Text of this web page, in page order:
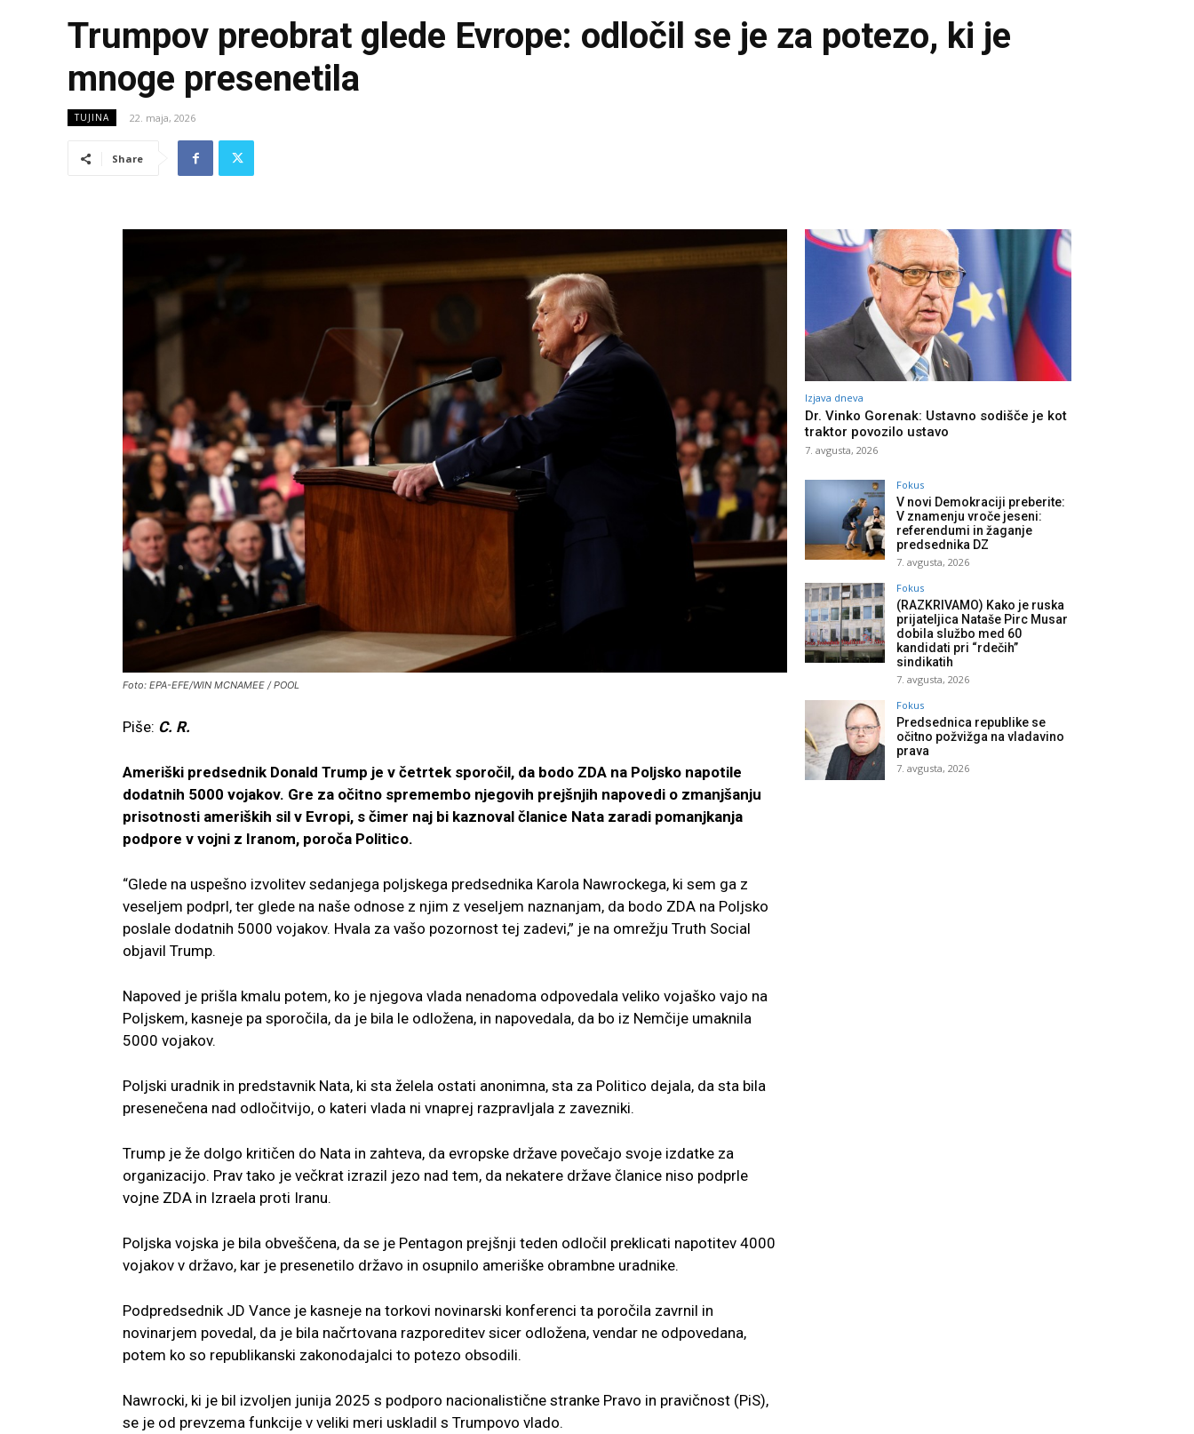
Trumpov preobrat glede Evrope: odločil se je za potezo, ki je
mnoge presenetila
TUJINA 22. maja, 2026
Share
Foto: EPA-EFE/WIN MCNAMEE / POOL
Piše: C. R.
Ameriški predsednik Donald Trump je v četrtek sporočil, da bodo ZDA na Poljsko napotile
dodatnih 5000 vojakov. Gre za očitno spremembo njegovih prejšnjih napovedi o zmanjšanju
prisotnosti ameriških sil v Evropi, s čimer naj bi kaznoval članice Nata zaradi pomanjkanja
podpore v vojni z Iranom, poroča Politico.
“Glede na uspešno izvolitev sedanjega poljskega predsednika Karola Nawrockega, ki sem ga z
veseljem podprl, ter glede na naše odnose z njim z veseljem naznanjam, da bodo ZDA na Poljsko
poslale dodatnih 5000 vojakov. Hvala za vašo pozornost tej zadevi,” je na omrežju Truth Social
objavil Trump.
Napoved je prišla kmalu potem, ko je njegova vlada nenadoma odpovedala veliko vojaško vajo na
Poljskem, kasneje pa sporočila, da je bila le odložena, in napovedala, da bo iz Nemčije umaknila
5000 vojakov.
Poljski uradnik in predstavnik Nata, ki sta želela ostati anonimna, sta za Politico dejala, da sta bila
presenečena nad odločitvijo, o kateri vlada ni vnaprej razpravljala z zavezniki.
Trump je že dolgo kritičen do Nata in zahteva, da evropske države povečajo svoje izdatke za
organizacijo. Prav tako je večkrat izrazil jezo nad tem, da nekatere države članice niso podprle
vojne ZDA in Izraela proti Iranu.
Poljska vojska je bila obveščena, da se je Pentagon prejšnji teden odločil preklicati napotitev 4000
vojakov v državo, kar je presenetilo državo in osupnilo ameriške obrambne uradnike.
Podpredsednik JD Vance je kasneje na torkovi novinarski konferenci ta poročila zavrnil in
novinarjem povedal, da je bila načrtovana razporeditev sicer odložena, vendar ne odpovedana,
potem ko so republikanski zakonodajalci to potezo obsodili.
Nawrocki, ki je bil izvoljen junija 2025 s podporo nacionalistične stranke Pravo in pravičnost (PiS),
se je od prevzema funkcije v veliki meri uskladil s Trumpovo vlado.
Izjava dneva
Dr. Vinko Gorenak: Ustavno sodišče je kot
traktor povozilo ustavo
7. avgusta, 2026
Fokus
V novi Demokraciji preberite:
V znamenju vroče jeseni:
referendumi in žaganje
predsednika DZ
7. avgusta, 2026
Fokus
(RAZKRIVAMO) Kako je ruska
prijateljica Nataše Pirc Musar
dobila službo med 60
kandidati pri “rdečih”
sindikatih
7. avgusta, 2026
Fokus
Predsednica republike se
očitno požvižga na vladavino
prava
7. avgusta, 2026